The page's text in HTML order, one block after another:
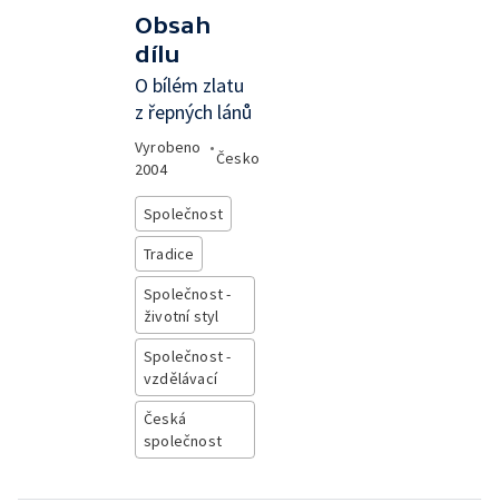
Obsah
dílu
O bílém zlatu
z řepných lánů
Vyrobeno
2004
•
Česko
Společnost
Tradice
Společnost -
životní styl
Společnost -
vzdělávací
Česká
společnost